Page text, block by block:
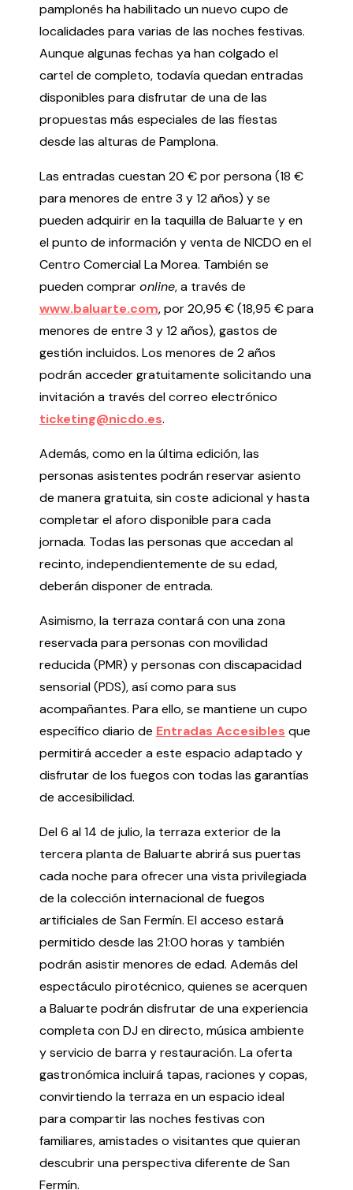
Organiza
Espacios
Tour Virtual
Servicios
Organizar evento
Testimonios
Baluarte
¿Qué es Baluarte?
Taquilla
Cómo llegar
Contacto
Espacio accesible
Actualidad
Noticias
Preguntas frecuentes
Política de privacidad y Aviso Legal Cookies
pamplonés ha habilitado un nuevo cupo de
localidades para varias de las noches festivas.
Aunque algunas fechas ya han colgado el
cartel de completo, todavía quedan entradas
disponibles para disfrutar de una de las
propuestas más especiales de las fiestas
desde las alturas de Pamplona.
Las entradas cuestan 20 € por persona (18 €
para menores de entre 3 y 12 años) y se
pueden adquirir en la taquilla de Baluarte y en
el punto de información y venta de NICDO en el
Centro Comercial La Morea. También se
pueden compraronline, a través de
www.baluarte.com, por 20,95 € (18,95 € para
menores de entre 3 y 12 años), gastos de
gestión incluidos. Los menores de 2 años
podrán acceder gratuitamente solicitando una
invitación a través del correo electrónico
ticketing@nicdo.es.
Además, como en la última edición, las
personas asistentes podrán reservar asiento
de manera gratuita, sin coste adicional y hasta
completar el aforo disponible para cada
jornada. Todas las personas que accedan al
recinto, independientemente de su edad,
deberán disponer de entrada.
Asimismo, la terraza contará con una zona
reservada para personas con movilidad
reducida (PMR) y personas con discapacidad
sensorial (PDS), así como para sus
acompañantes. Para ello, se mantiene un cupo
específico diario de Entradas Accesibles que
permitirá acceder a este espacio adaptado y
disfrutar de los fuegos con todas las garantías
de accesibilidad.
Del 6 al 14 de julio, la terraza exterior de la
tercera planta de Baluarte abrirá sus puertas
cada noche para ofrecer una vista privilegiada
de la colección internacional de fuegos
artificiales de San Fermín. El acceso estará
permitido desde las 21:00 horas y también
podrán asistir menores de edad. Además del
espectáculo pirotécnico, quienes se acerquen
a Baluarte podrán disfrutar de una experiencia
completa con DJ en directo, música ambiente
y servicio de barra y restauración. La oferta
gastronómica incluirá tapas, raciones y copas,
convirtiendo la terraza en un espacio ideal
para compartir las noches festivas con
familiares, amistades o visitantes que quieran
descubrir una perspectiva diferente de San
Fermín.